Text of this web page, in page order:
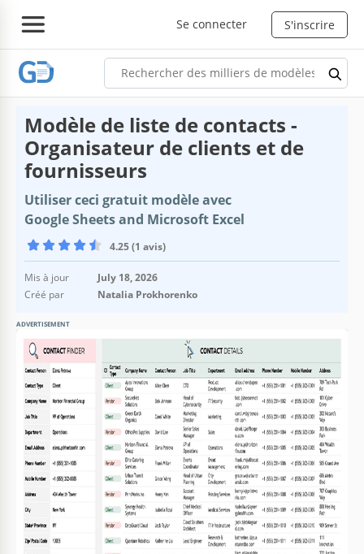
Se connecter S'inscrire
Modèle de liste de contacts -
Organisateur de clients et de
fournisseurs
Utiliser ceci gratuit modèle avec
Google Sheets and Microsoft Excel
4.25 (1 avis)
Mis à jour
July 18, 2026
Créé par
Natalia Prokhorenko
ADVERTISEMENT